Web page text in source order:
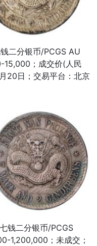
二分银币/PCGS AU
15,000；成交价(人民
20日；交易平台：北京
钱二分银币/PCGS
1,200,000；未成交；